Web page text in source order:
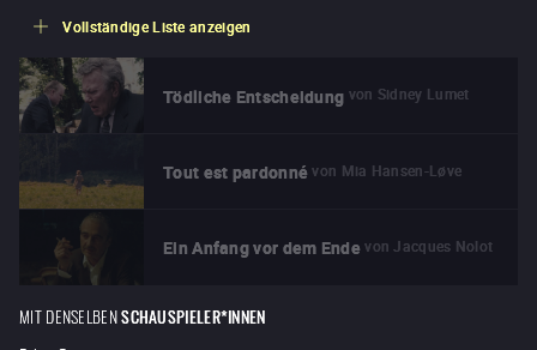
Vollständige Liste anzeigen
Tödliche Entscheidung von Sidney Lumet
Tout est pardonné von Mia Hansen-Løve
Ein Anfang vor dem Ende von Jacques Nolot
MIT DENSELBENSCHAUSPIELER*INNEN